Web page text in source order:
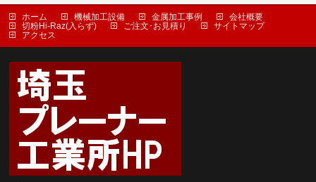
ホーム 機械加工設備 金属加工事例
会社概要
切粉Hi-Raz(入らず)
ご注文･お見積り
サイトマップ
アクセス